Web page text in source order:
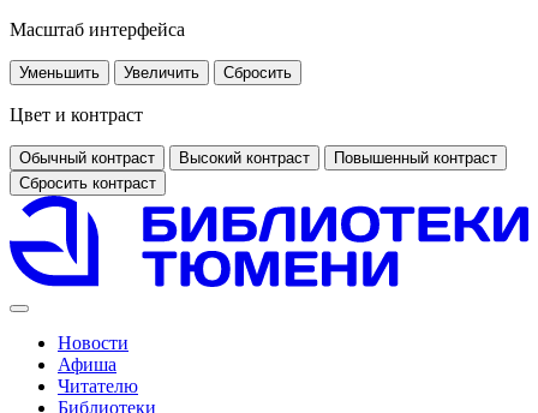
Масштаб интерфейса
Уменьшить Увеличить Сбросить
Цвет и контраст
Обычный контраст Высокий контраст
Повышенный контраст
Сбросить контраст
Новости
Афиша
Читателю
Библиотеки